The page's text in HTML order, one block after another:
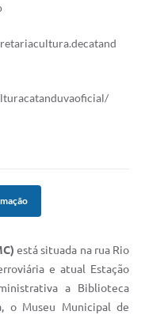
está situada na rua Rio
e atual Estação
a Biblioteca
o Museu Municipal de